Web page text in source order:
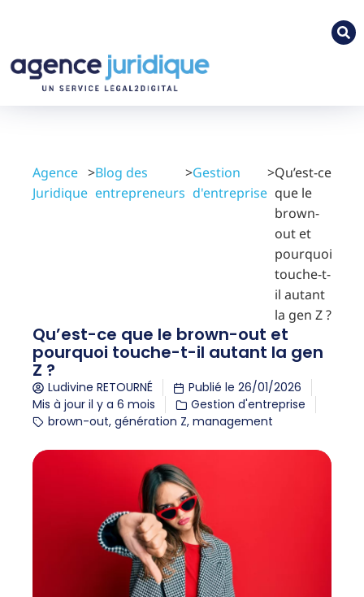
Agence
Juridique
>Blog des
entrepreneurs
>Gestion
d'entreprise
>Qu’est-ce
que le
brown-
out et
pourquoi
touche-t-
il autant
la gen Z ?
Qu’est-ce que le brown-out et
pourquoi touche-t-il autant la gen
Z ?
Ludivine RETOURNÉ Publié le 26/01/2026
Mis à jour il y a 6 mois
Gestion d'entreprise
brown-out, génération Z, management